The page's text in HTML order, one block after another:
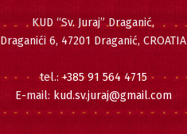
KUD “Sv. Juraj” Draganić,
Draganići 6, 47201 Draganić, CROATIA
tel.:+385 91 564 4715
E-mail: kud.sv.juraj@gmail.com